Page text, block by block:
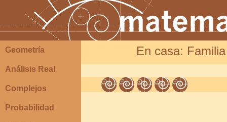
Geometría
Análisis Real
Complejos
Probabilidad
En casa: